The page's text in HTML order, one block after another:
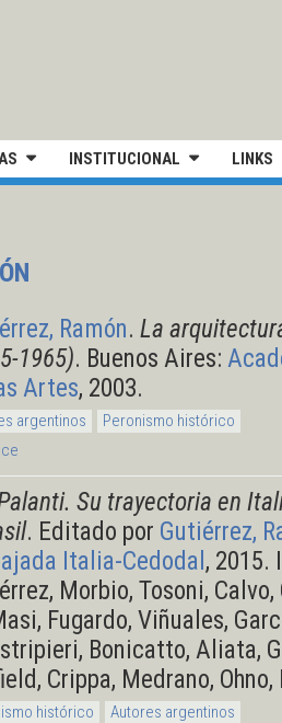
INSTITUCIONAL LINKS
Ramón. La
1965). Buenos Aires:
Artes, 2003.
argentinos
Peronismo histórico
Su trayectoria en
. Editado por Gutiérrez,
Italia-Cedodal, 2015.
Morbio, Tosoni,
Fugardo, Viñuales,
Bonicatto, Aliata,
Crippa, Medrano,
histórico
Autores argentinos